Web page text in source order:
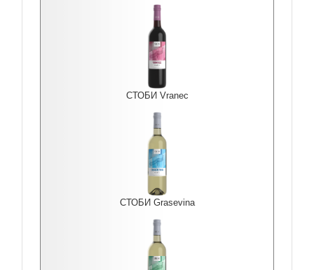
СТОБИ Vranec
СТОБИ Grasevina